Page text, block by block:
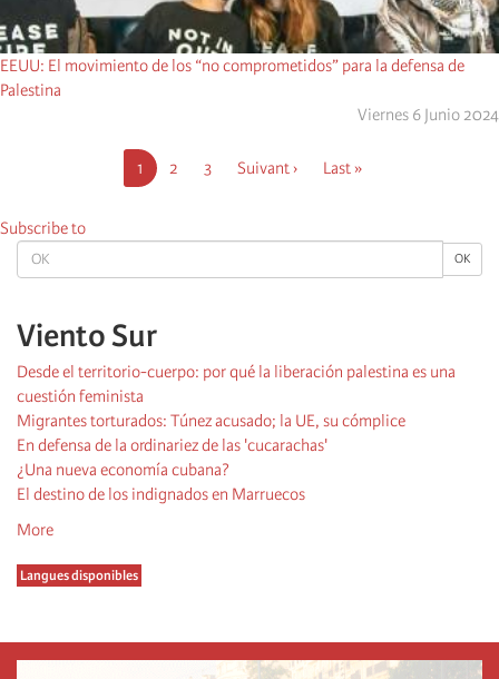
OK OK
Viento Sur
Desde el territorio-cuerpo: por qué la liberación palestina es una
cuestión feminista
Migrantes torturados: Túnez acusado; la UE, su cómplice
En defensa de la ordinariez de las 'cucarachas'
¿Una nueva economía cubana?
El destino de los indignados en Marruecos
More
Langues disponibles
EEUU: El movimiento de los “no comprometidos” para la defensa de
Palestina
Viernes 6 Junio 2024
Current
page
1 Página
2 Página
3
Next
Suivant ›
Last
Last »
Subscribe to